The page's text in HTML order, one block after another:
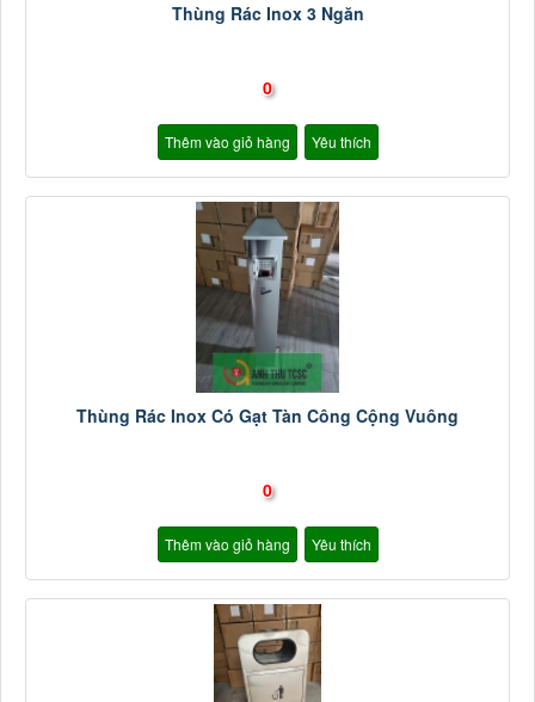
Thùng Rác Inox 3 Ngăn
0
Thêm vào giỏ hàng Yêu thích
Thùng Rác Inox Có Gạt Tàn Công Cộng Vuông
0
Thêm vào giỏ hàng Yêu thích